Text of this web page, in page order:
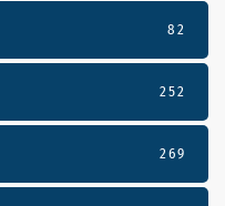
82
252
269